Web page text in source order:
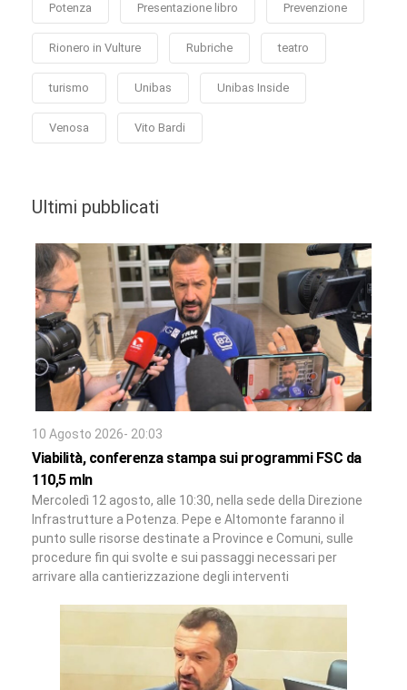
Potenza Presentazione libro Prevenzione
Rionero in Vulture Rubriche teatro
turismo Unibas Unibas Inside
Venosa Vito Bardi
Ultimi pubblicati
10 Agosto 2026- 20:03
Viabilità, conferenza stampa sui programmi FSC da
110,5 mln
Mercoledì 12 agosto, alle 10:30, nella sede della Direzione
Infrastrutture a Potenza. Pepe e Altomonte faranno il
punto sulle risorse destinate a Province e Comuni, sulle
procedure fin qui svolte e sui passaggi necessari per
arrivare alla cantierizzazione degli interventi